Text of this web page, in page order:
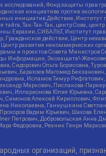
Фонд защиты
инициатива против
инициатив Действие,
Так-Так-Так, центр Сова,
Евразии, СИБАЛЬТ, Институт
Гражданское действие, Центр
развития некоммерческих
и проектов Совета
Информации, Экозащита!-
Ольга Борисовна,
Барахоев Магомед
Исламов Тимур
Маркович, Пислакова-
Илларионова Юлия Юрьевна,
Алексей Кириллович,
Николаевна, Ганнушкина
Вадим Юрьевич, Шахова
Петрович, Добровольская
Федоровна, Резник Генри
организаций,